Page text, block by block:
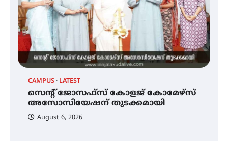
CAMPUS LATEST
സെന്റ് ജോസഫ്സ് കോളജ് കോമേഴ്‌സ്
അസോസിയേഷന് തുടക്കമായി
August 6, 2026
മെഡിക്കൽ ക്യാമ്പ്
സെന്റ് ജോസഫ്സ് കോളജ്
കോമേഴ്‌സ് അസോസിയേഷന്
തുടക്കമായി